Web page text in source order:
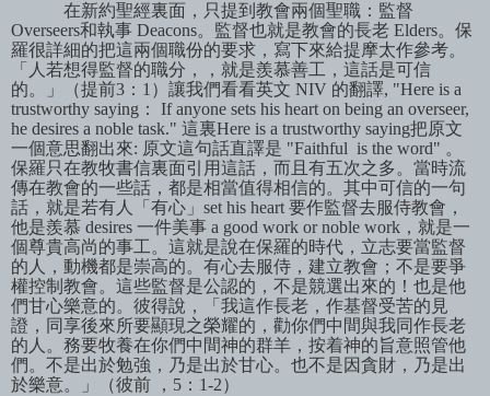
在新約聖經裏面，只提到教會兩個聖職：監督
Overseers和執事 Deacons。監督也就是教會的長老 Elders。保
羅很詳細的把這兩個職份的要求，寫下來給提摩太作參考。
「人若想得監督的職分，，就是羨慕善工，這話是可信
的。」
（提前3 ： 1） 讓我們看看英文 NIV 的翻譯, "Here is a
trustworthy saying ：
If anyone sets his heart on being an overseer,
he desires a noble task." 這裏Here is a trustworthy saying把原文
一個意思翻出來: 原文這句話直譯是 "Faithful is the word" 。
保羅只在教牧書信裏面引用這話 ， 而且有五次之多。當時流
傳在教會的一些話，都是相當值得相信的。其中可信的一句
話 ， 就是若有人「有心」 set his heart要作監督去服侍教會 ，
他是羨慕 desires 一件美事 a good work or noble work ， 就是一
個尊貴高尚的事工。這就是說在保羅的時代 ， 立志要當監督
的人，動機都是崇高的。有心去服侍，建立教會；不是要爭
權控制教會。這些監督是公認的，不是競選出來的！也是他
們甘心樂意的。彼得說，「我這作長老，作基督受苦的見
證，同享後來所要顯現之榮耀的，勸你們中間與我同作長老
的人。務要牧養在你們中間神的群羊，按着神的旨意照管他
們。不是出於勉強，乃是出於甘心。也不是因貪財，乃是出
於樂意。」（彼前
， 5 ： 1-2）